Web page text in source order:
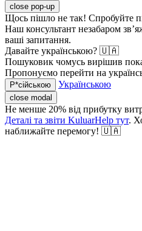
close pop-up
Щось пішло не так! Спробуйте
Наш консультант незабаром
ваші запитання.
Давайте українською? 🇺🇦
Пошуковик чомусь вирішив
Пропонуємо перейти на
Р*сійською Українською
close modal
Не менше 20% від прибутку
Деталі та звіти KuluarHelp тут.
наближайте перемогу! 🇺🇦